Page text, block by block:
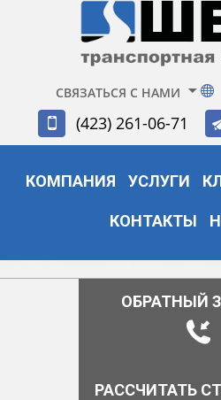
СВЯЗАТЬСЯ С НАМИ
(423) 261-06-71
КОМПАНИЯ УСЛУГИ
КОНТАКТЫ
ОБРАТНЫЙ
РАССЧИТАТЬ